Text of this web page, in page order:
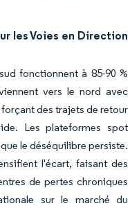
les Voies en Direction
fonctionnent à 85-90 %
vers le nord avec
des trajets de retour
Les plateformes spot
le déséquilibre persiste.
l'écart, faisant des
de pertes chroniques
sur le marché du